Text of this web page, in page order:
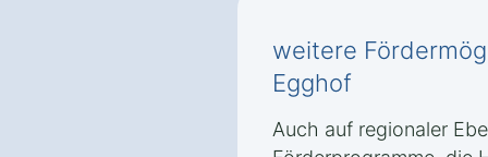
weitere
Egghof
Auch auf regionaler